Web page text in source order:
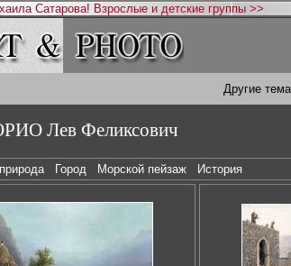
Сатарова! Взрослые и детские группы >>
Другие
Лев Феликсович
Город Морской пейзаж История